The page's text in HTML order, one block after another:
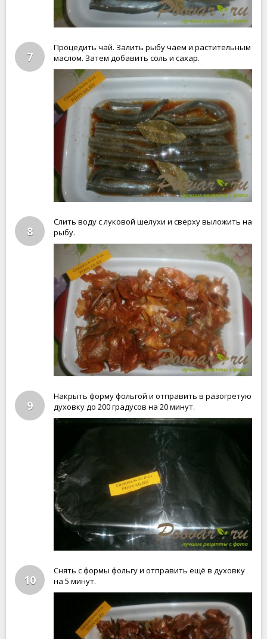
7
Процедить чай. Залить рыбу чаем и растительным
маслом. Затем добавить соль и сахар.
8
Слить воду с луковой шелухи и сверху выложить на
рыбу.
9
Накрыть форму фольгой и отправить в разогретую
духовку до 200 градусов на 20 минут.
10
Снять с формы фольгу и отправить ещё в духовку
на 5 минут.